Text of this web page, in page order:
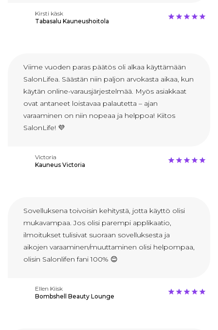
Kirsti käsk
Tabasalu Kauneushoitola
Viime vuoden paras päätös oli alkaa käyttämään
SalonLifea. Säästän niin paljon arvokasta aikaa, kun
käytän online-varausjärjestelmää. Myös asiakkaat
ovat antaneet loistavaa palautetta – ajan
varaaminen on niin nopeaa ja helppoa! Kiitos
SalonLife! 💜
Victoria
Kauneus Victoria
Sovelluksena toivoisin kehitystä, jotta käyttö olisi
mukavampaa. Jos olisi parempi applikaatio,
ilmoitukset tulisivat suoraan sovelluksesta ja
aikojen varaaminen/muuttaminen olisi helpompaa,
olisin Salonlifen fani 100% 😊
Ellen Kiisk
Bombshell Beauty Lounge